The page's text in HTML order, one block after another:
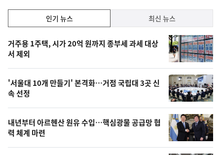
락
기,
최
신,
오
늘
의
영
상
인기 뉴스 최신 뉴스
기
뉴
스
거주용 1주택, 시가 20억 원까지 종부세 과세 대상
서 제외
'서울대 10개 만들기' 본격화…거점 국립대 3곳 신
속 선정
내년부터 아르헨산 원유 수입…핵심광물 공급망 협
력 체계 마련